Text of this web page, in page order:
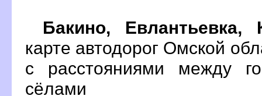
Бакино, Евлантьевка,
карте автодорог Омской
с расстояниями между
сёлами